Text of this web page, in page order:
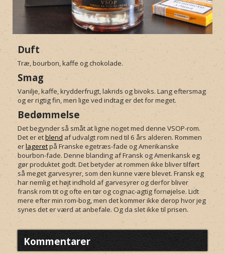
Duft
Træ, bourbon, kaffe og chokolade.
Smag
Vanilje, kaffe, krydderfrugt, lakrids og bivoks. Lang eftersmag
og er rigtig fin, men lige ved indtag er det for meget.
Bedømmelse
Det begynder så småt at ligne noget med denne VSOP-rom.
Det er etblend af udvalgt rom ned til 6 års alderen. Rommen
erlageretpå Franske egetræs-fade og Amerikanske
bourbon-fade. Denne blanding af Fransk og Amerikansk eg
gør produktet godt. Det betyder at rommen ikke bliver tilført
så meget garvesyrer, som den kunne være blevet. Fransk eg
har nemlig et højt indhold af garvesyrer og derfor bliver
fransk rom tit og ofte en tør og cognac-agtig fornøjelse. Lidt
mere efter min rom-bog, men det kommer ikke derop hvor jeg
synes det er værd at anbefale. Og da slet ikke til prisen.
Kommentarer